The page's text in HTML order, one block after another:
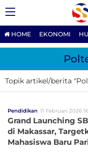
HOME EKONOMI
Topik artikel/berita
Pendidikan 11 Februari 2026
Grand Launching
di Makassar,
Mahasiswa Baru